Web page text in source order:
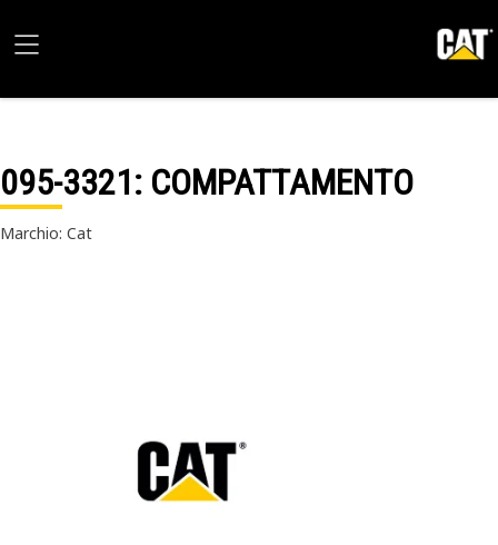
095-3321: COMPATTAMENTO
Marchio: Cat